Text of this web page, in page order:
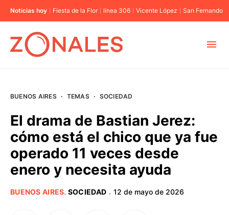
Noticias hoy Fiesta de la Flor línea 306 Vicente López San Fernando
BUENOS AIRES
PROVINCIAS
BUENOS AIRES · TEMAS · SOCIEDAD
El drama de Bastian Jerez:
cómo está el chico que ya fue
operado 11 veces desde
enero y necesita ayuda
BUENOS AIRES. SOCIEDAD · 12 de mayo de 2026